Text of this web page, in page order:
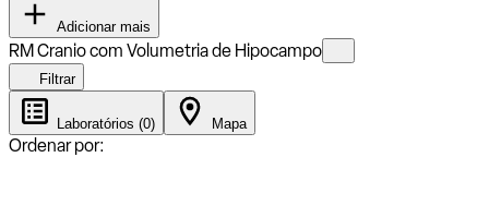
Adicionar mais
RM Cranio com Volumetria de Hipocampo
Filtrar
Laboratórios (0) Mapa
Ordenar por: